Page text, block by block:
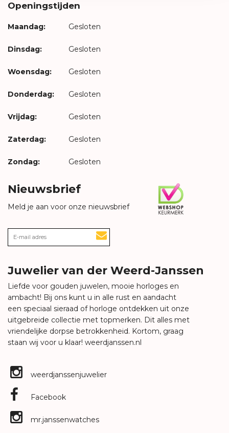
Openingstijden
Maandag: Gesloten
Dinsdag: Gesloten
Woensdag: Gesloten
Donderdag: Gesloten
Vrijdag: Gesloten
Zaterdag: Gesloten
Zondag: Gesloten
Nieuwsbrief
Meld je aan voor onze nieuwsbrief
Juwelier van der Weerd-Janssen
Liefde voor gouden juwelen, mooie horloges en
ambacht! Bij ons kunt u in alle rust en aandacht
een speciaal sieraad of horloge ontdekken uit onze
uitgebreide collectie met topmerken. Dit alles met
vriendelijke dorpse betrokkenheid. Kortom, graag
staan wij voor u klaar! weerdjanssen.nl
weerdjanssenjuwelier
Facebook
mr.janssenwatches